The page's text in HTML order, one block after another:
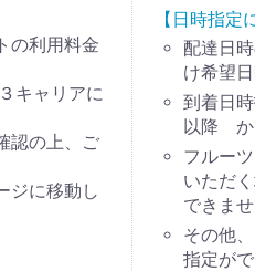
の利用料金
キャリアに
認の上、ご
ジに移動し
【日時指定
配達日
け希望
到着日
以降 か
フルー
いただ
できませ
その他
指定が